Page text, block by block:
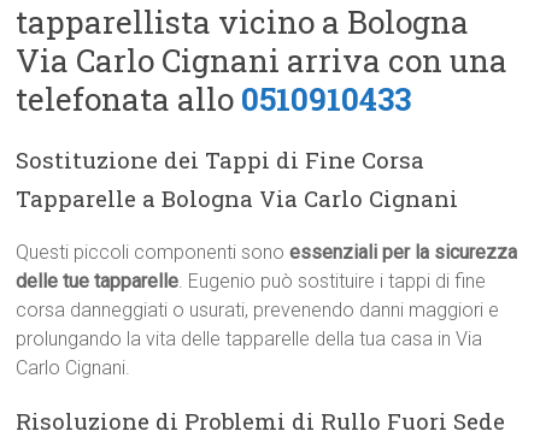
tapparellista vicino a Bologna
Via Carlo Cignani arriva con una
telefonata allo 0510910433
Sostituzione dei Tappi di Fine Corsa
Tapparelle a Bologna Via Carlo Cignani
Questi piccoli componenti sonoessenziali per la sicurezza
delle tue tapparelle. Eugenio può sostituire i tappi di fine
corsa danneggiati o usurati, prevenendo danni maggiori e
prolungando la vita delle tapparelle della tua casa in Via
Carlo Cignani.
Risoluzione di Problemi di Rullo Fuori Sede